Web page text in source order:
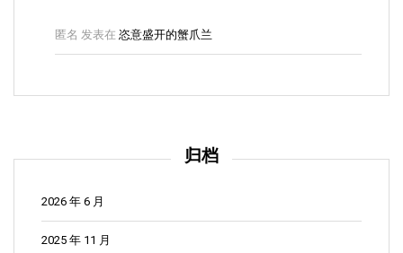
匿名 发表在 恣意盛开的蟹爪兰
归档
2026 年 6 月
2025 年 11 月